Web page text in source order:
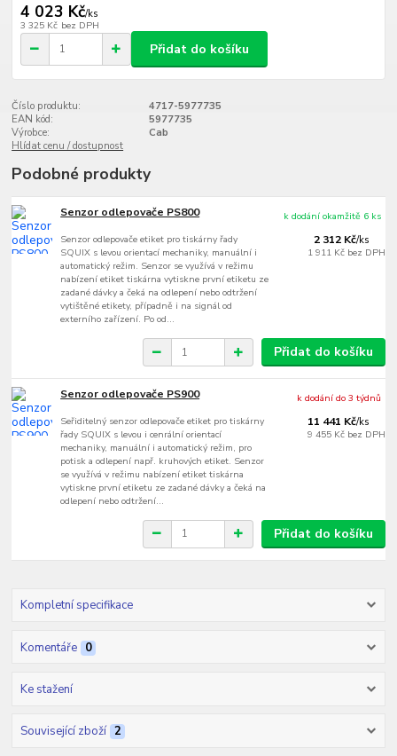
4 023 Kč/ks
3 325 Kč bez DPH
Přidat do košíku
Číslo produktu:
4717-5977735
EAN kód:
5977735
Výrobce:
Cab
Hlídat cenu / dostupnost
Podobné produkty
Senzor odlepovače PS800
Senzor odlepovače etiket pro tiskárny řady
SQUIX s levou orientací mechaniky, manuální i
automatický režim. Senzor se využívá v režimu
nabízení etiket tiskárna vytiskne první etiketu ze
zadané dávky a čeká na odlepení nebo odtržení
vytištěné etikety, případně i na signál od
externího zařízení. Po od...
2 312 Kč/ks
1 911 Kč bez DPH
k dodání okamžitě 6 ks
Přidat do košíku
Senzor odlepovače PS900
Seřiditelný senzor odlepovače etiket pro tiskárny
řady SQUIX s levou i cenrální orientací
mechaniky, manuální i automatický režim, pro
potisk a odlepení např. kruhových etiket. Senzor
se využívá v režimu nabízení etiket tiskárna
vytiskne první etiketu ze zadané dávky a čeká na
odlepení nebo odtržení...
11 441 Kč/ks
9 455 Kč bez DPH
k dodání do 3 týdnů
Přidat do košíku
Kompletní specifikace
Komentáře 0
Ke stažení
Související zboží 2